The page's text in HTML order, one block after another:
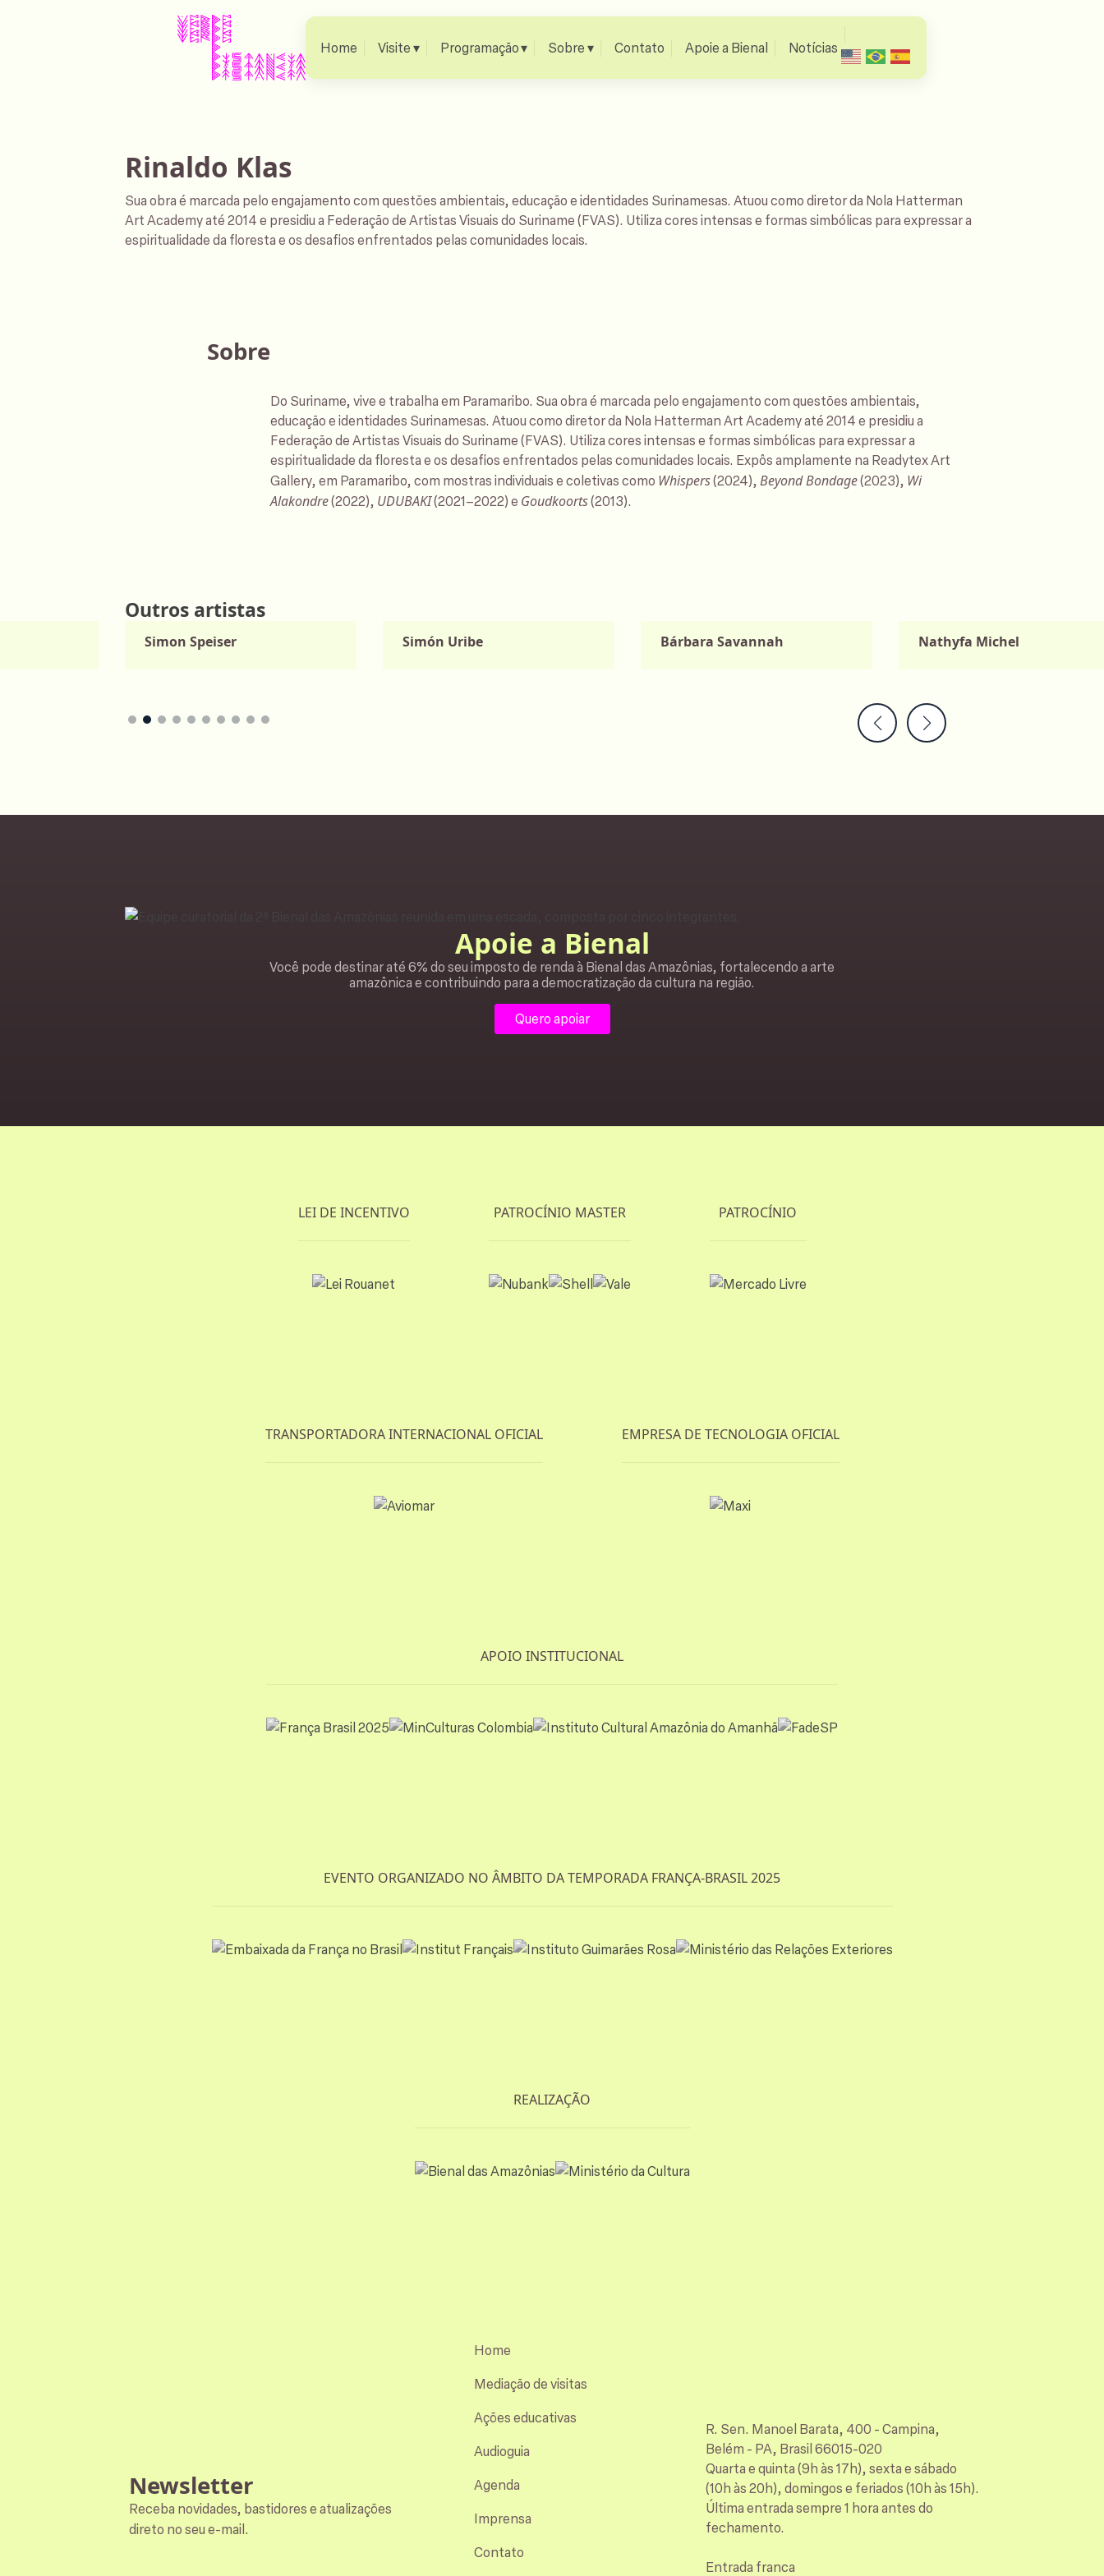
Home Visite Programação Sobre Contato Apoie a Bienal Notícias
Rinaldo Klas
Sua obra é marcada pelo engajamento com questões ambientais, educação e identidades Surinamesas. Atuou como diretor da Nola Hatterman
Art Academy até 2014 e presidiu a Federação de Artistas Visuais do Suriname (FVAS). Utiliza cores intensas e formas simbólicas para expressar a
espiritualidade da floresta e os desafios enfrentados pelas comunidades locais.
Sobre
Do Suriname, vive e trabalha em Paramaribo. Sua obra é marcada pelo engajamento com questões ambientais,
educação e identidades Surinamesas. Atuou como diretor da Nola Hatterman Art Academy até 2014 e presidiu a
Federação de Artistas Visuais do Suriname (FVAS). Utiliza cores intensas e formas simbólicas para expressar a
espiritualidade da floresta e os desafios enfrentados pelas comunidades locais. Expôs amplamente na Readytex Art
Gallery, em Paramaribo, com mostras individuais e coletivas como Whispers(2024), Beyond Bondage(2023), Wi
Alakondre(2022), UDUBAKI(2021–2022) e Goudkoorts(2013).
Outros artistas
Simon Speiser Simón Uribe Bárbara Savannah Nathyfa Michel
Apoie a Bienal
Você pode destinar até 6% do seu imposto de renda à Bienal das Amazônias, fortalecendo a arte
amazônica e contribuindo para a democratização da cultura na região.
Quero apoiar
LEI DE INCENTIVO PATROCÍNIO MASTER PATROCÍNIO
TRANSPORTADORA INTERNACIONAL OFICIAL EMPRESA DE TECNOLOGIA OFICIAL
APOIO INSTITUCIONAL
EVENTO ORGANIZADO NO ÂMBITO DA TEMPORADA FRANÇA-BRASIL 2025
REALIZAÇÃO
Newsletter
Receba novidades, bastidores e atualizações
direto no seu e-mail.
Home
Mediação de visitas
Ações educativas
Audioguia
Agenda
Imprensa
Contato
R. Sen. Manoel Barata, 400 - Campina,
Belém - PA, Brasil 66015-020
Quarta e quinta (9h às 17h), sexta e sábado
(10h às 20h), domingos e feriados (10h às 15h).
Última entrada sempre 1 hora antes do
fechamento.
Entrada franca